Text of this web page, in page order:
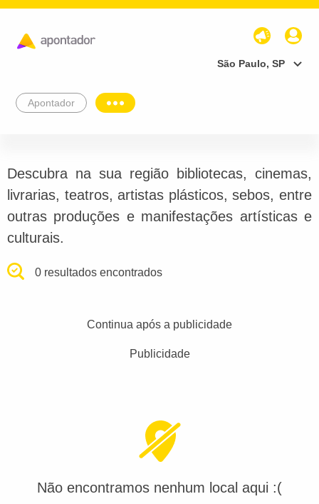
São Paulo, SP
Apontador
Descubra na sua região bibliotecas, cinemas,
livrarias, teatros, artistas plásticos, sebos, entre
outras produções e manifestações artísticas e
culturais.
0 resultados encontrados
Continua após a publicidade
Publicidade
Não encontramos nenhum local aqui :(